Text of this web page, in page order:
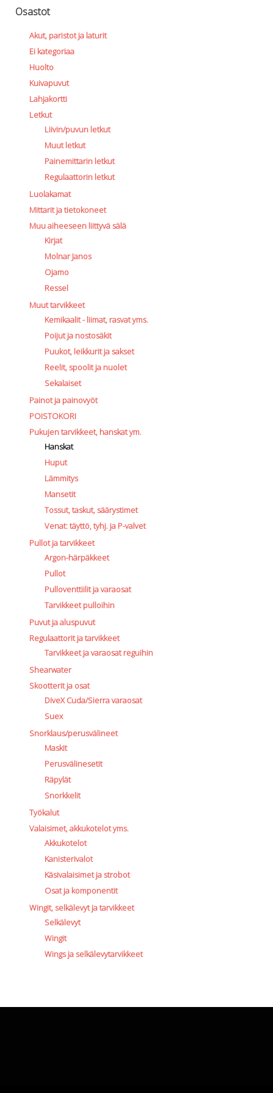
Osastot
Akut, paristot ja laturit
Ei kategoriaa
Huolto
Kuivapuvut
Lahjakortti
Letkut
Liivin/puvun letkut
Muut letkut
Painemittarin letkut
Regulaattorin letkut
Luolakamat
Mittarit ja tietokoneet
Muu aiheeseen liittyvä sälä
Kirjat
Molnar Janos
Ojamo
Ressel
Muut tarvikkeet
Kemikaalit - liimat, rasvat yms.
Poijut ja nostosäkit
Puukot, leikkurit ja sakset
Reelit, spoolit ja nuolet
Sekalaiset
Painot ja painovyöt
POISTOKORI
Pukujen tarvikkeet, hanskat ym.
Hanskat
Huput
Lämmitys
Mansetit
Tossut, taskut, säärystimet
Venat: täyttö, tyhj. ja P-valvet
Pullot ja tarvikkeet
Argon-härpäkkeet
Pullot
Pulloventtiilit ja varaosat
Tarvikkeet pulloihin
Puvut ja aluspuvut
Regulaattorit ja tarvikkeet
Tarvikkeet ja varaosat reguihin
Shearwater
Skootterit ja osat
DiveX Cuda/Sierra varaosat
Suex
Snorklaus/perusvälineet
Maskit
Perusvälinesetit
Räpylät
Snorkkelit
Työkalut
Valaisimet, akkukotelot yms.
Akkukotelot
Kanisterivalot
Käsivalaisimet ja strobot
Osat ja komponentit
Wingit, selkälevyt ja tarvikkeet
Selkälevyt
Wingit
Wings ja selkälevytarvikkeet